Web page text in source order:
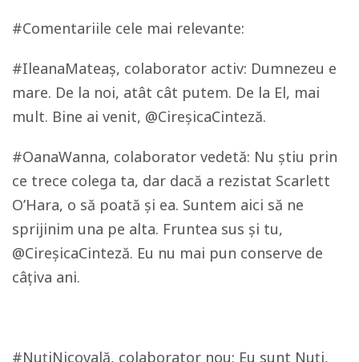
#Comentariile cele mai relevante:
#IleanaMateaș, colaborator activ: Dumnezeu e
mare. De la noi, atât cât putem. De la El, mai
mult. Bine ai venit, @CireșicaCinteză.
#OanaWanna, colaborator vedetă: Nu știu prin
ce trece colega ta, dar dacă a rezistat Scarlett
O’Hara, o să poată și ea. Suntem aici să ne
sprijinim una pe alta. Fruntea sus și tu,
@CireșicaCinteză. Eu nu mai pun conserve de
câțiva ani.
#NuțiNicovală, colaborator nou: Eu sunt Nuți,